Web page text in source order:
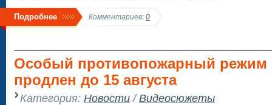
Подробнее Комментариев: 0
Особый противопожарный режим
продлен до 15 августа
Категория: Новости/Видеосюжеты